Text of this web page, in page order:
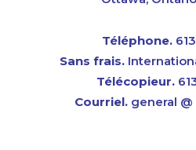
Téléphone.
Sans frais.
Télécopieur.
Courriel. general